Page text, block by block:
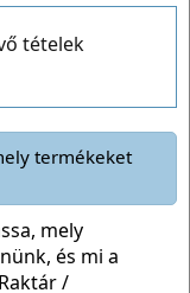
tételek
termékeket
mely
és mi a
Raktár /